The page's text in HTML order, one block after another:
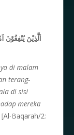
اَلَّذِيْنَ يُنْفِقُوْنَ
di malam
terang-
di sisi
mereka
[Al-Baqarah/2: